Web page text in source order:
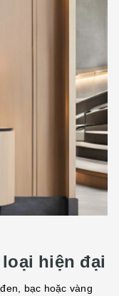
hiện đại
bạc hoặc vàng